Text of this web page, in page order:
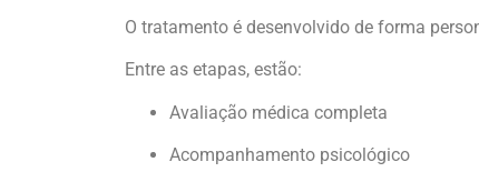
O tratamento é desenvolvido de forma
Entre as etapas, estão:
Avaliação médica completa
Acompanhamento psicológico